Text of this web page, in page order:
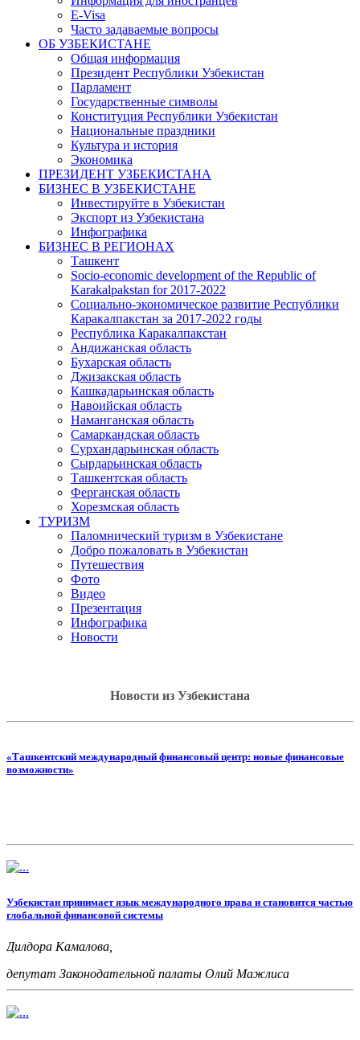
E-Visa
Часто задаваемые вопросы
ОБ УЗБЕКИСТАНЕ
Общая информация
Президент Республики Узбекистан
Парламент
Государственные символы
Конституция Республики Узбекистан
Национальные праздники
Культура и история
Экономика
ПРЕЗИДЕНТ УЗБЕКИСТАНА
БИЗНЕС В УЗБЕКИСТАНЕ
Инвестируйте в Узбекистан
Экспорт из Узбекистана
Инфографика
БИЗНЕС В РЕГИОНАХ
Ташкент
Socio-economic development of the Republic of
Karakalpakstan for 2017-2022
Социально-экономическое развитие Республики
Каракалпакстан за 2017-2022 годы
Республика Каракалпакстан
Андижанская область
Бухарская область
Джизакская область
Кашкадарьинская область
Навоийская область
Наманганская область
Самаркандская область
Сурхандарьинская область
Сырдарьинская область
Ташкентская область
Ферганская область
Хорезмская область
ТУРИЗМ
Паломнический туризм в Узбекистане
Добро пожаловать в Узбекистан
Путешествия
Фото
Видео
Презентация
Инфографика
Новости
Новости из Узбекистана
«Ташкентский международный финансовый центр: новые финансовые
возможности»
Узбекистан принимает язык международного права и становится частью
глобальной финансовой системы
Дилдора Камалова,
депутат Законодательной палаты Олий Мажлиса
Узбекистана
(ИА “Дунё”)